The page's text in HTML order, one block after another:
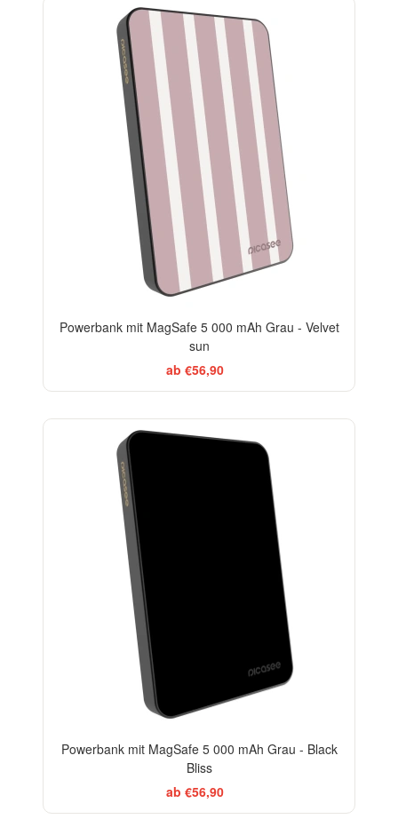
Powerbank mit MagSafe 5 000 mAh Grau - Velvet
sun
ab €56,90
Powerbank mit MagSafe 5 000 mAh Grau - Black
Bliss
ab €56,90